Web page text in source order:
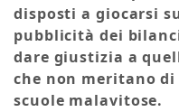
disposti a giocarsi
pubblicità dei
dare giustizia a
che non meritano di
scuole malavitose.